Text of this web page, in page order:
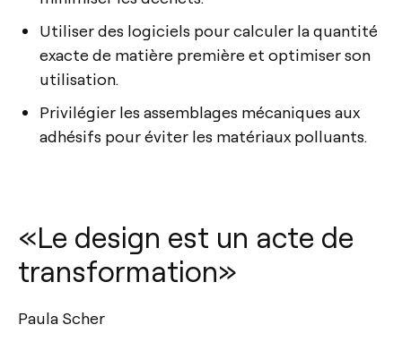
Utiliser des logiciels pour calculer la quantité
exacte de matière première et optimiser son
utilisation.
Privilégier les assemblages mécaniques aux
adhésifs pour éviter les matériaux polluants.
«Le design est un acte de
transformation»
Paula Scher